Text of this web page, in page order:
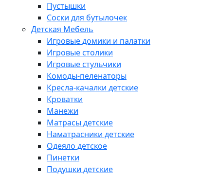
Пустышки
Соски для бутылочек
Детская Мебель
Игровые домики и палатки
Игровые столики
Игровые стульчики
Комоды-пеленаторы
Кресла-качалки детские
Кроватки
Манежи
Матрасы детские
Наматрасники детские
Одеяло детское
Пинетки
Подушки детские